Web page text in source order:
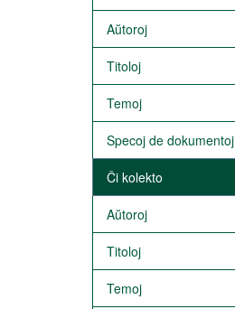
Aŭtoroj
Titoloj
Temoj
Specoj de dokumentoj
Ĉi kolekto
Aŭtoroj
Titoloj
Temoj